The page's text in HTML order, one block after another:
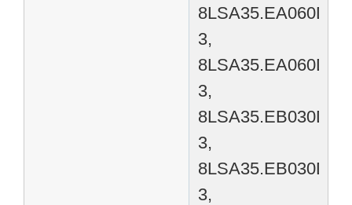
3,
3,
3,
3,